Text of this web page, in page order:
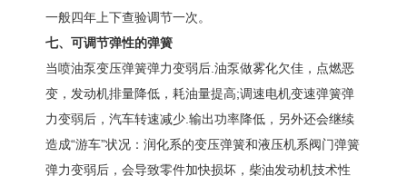
一般四年上下查验调节一次。
七、可调节弹性的弹簧
当喷油泵变压弹簧弹力变弱后.油泵做雾化欠佳，点燃恶
变，发动机排量降低，耗油量提高;调速电机变速弹簧弹
力变弱后，汽车转速减少.输出功率降低，另外还会继续
造成“游车”状况：润化系的变压弹簧和液压机系阀门弹簧
弹力变弱后，会导致零件加快损坏，柴油发动机技术性